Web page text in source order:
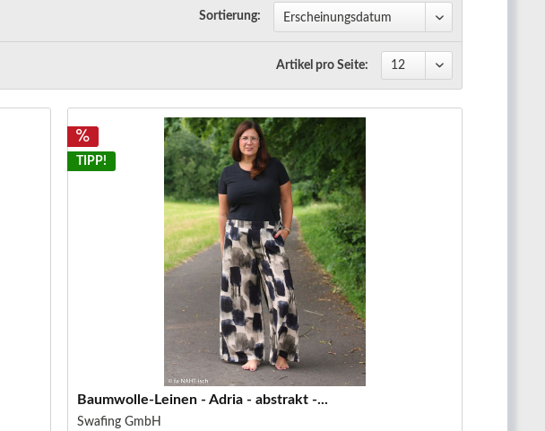
Sortierung:
Artikel pro Seite:
TIPP!
Baumwolle-Leinen - Adria - abstrakt -...
Swafing GmbH